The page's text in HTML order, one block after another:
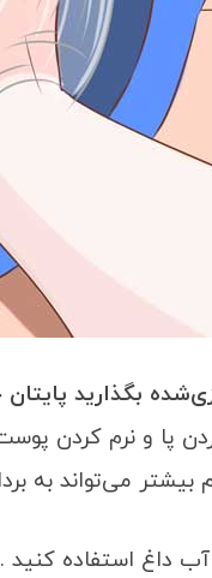
بگذارید
پا و نرم کردن
بیشتر می‌تواند به
آب داغ استفاده